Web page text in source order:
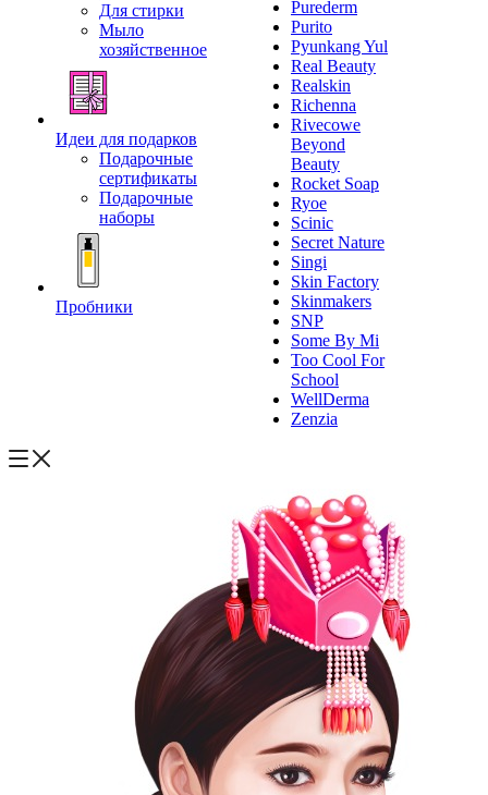
Для стирки
Мыло
хозяйственное
Идеи для подарков
Подарочные
сертификаты
Подарочные
наборы
Пробники
Purederm
Purito
Pyunkang Yul
Real Beauty
Realskin
Richenna
Rivecowe
Beyond
Beauty
Rocket Soap
Ryoe
Scinic
Secret Nature
Singi
Skin Factory
Skinmakers
SNP
Some By Mi
Too Cool For
School
WellDerma
Zenzia